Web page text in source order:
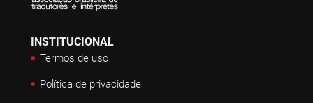
INSTITUCIONAL
Termos de uso
Política de privacidade